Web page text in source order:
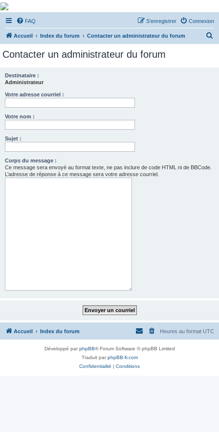
De Musicae Militari -
Forums
Forums de discussions
FAQ Connexion
S’enregistrer
Accueil Index du forum Contacter un administrateur du forum
Contacter un administrateur du forum
Destinataire :
Administrateur
Votre adresse courriel :
Votre nom :
Sujet :
Corps du message :
Ce message sera envoyé au format texte, ne pas inclure de code HTML ni de BBCode.
L’adresse de réponse à ce message sera votre adresse courriel.
Accueil Index du forum Heures au format UTC
Développé parphpBB® Forum Software © phpBB Limited
Traduit parphpBB-fr.com
Confidentialité | Conditions